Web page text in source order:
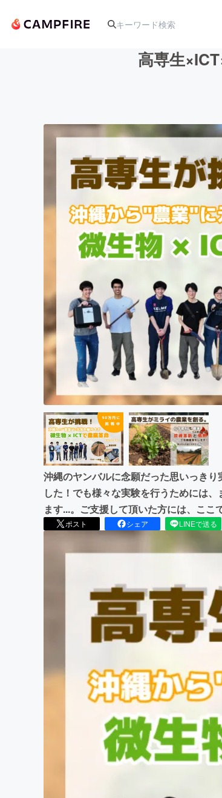
テクノロジー・ガジェット
映像・映画
ビジネス・起業
まちづくり・地域活性化
高専生
沖縄のヤンバルに念願だった思いっき
した！でも様々な実験を行うためには
ます...。ご支援して頂いた方には、ここ
ポスト シェア LINEで送る